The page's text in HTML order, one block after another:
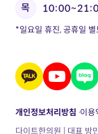
목
*일요일 휴진, 공휴일 별
개인정보처리방침 이용
다이트한의원 | 대표